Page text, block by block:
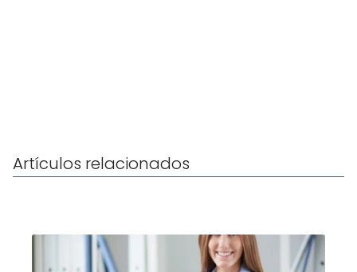
Artículos relacionados